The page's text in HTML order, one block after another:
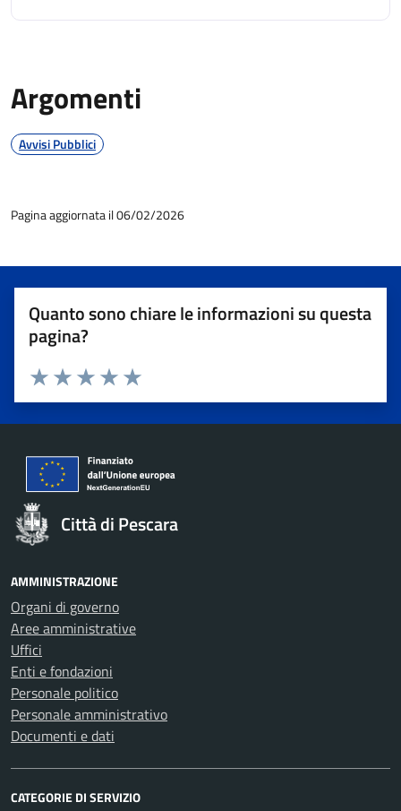
Argomenti
Avvisi Pubblici
Pagina aggiornata il 06/02/2026
Quanto sono chiare le informazioni su questa
pagina?
Valuta 5 stelle su 5
Valuta 4 stelle su 5
Valuta 3 stelle su 5
Valuta 2 stelle su 5
Valuta 1 stelle su 5
Città di Pescara
AMMINISTRAZIONE
Organi di governo
Aree amministrative
Uffici
Enti e fondazioni
Personale politico
Personale amministrativo
Documenti e dati
CATEGORIE DI SERVIZIO